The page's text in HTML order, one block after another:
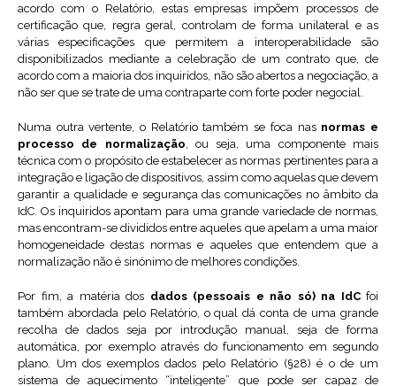
acordo com o Relatório, estas empresas impõem processos de
certificação que, regra geral, controlam de forma unilateral e as
várias especificações que permitem a interoperabilidade são
disponibilizados mediante a celebração de um contrato que, de
acordo com a maioria dos inquiridos, não são abertos a negociação, a
não ser que se trate de uma contraparte com forte poder negocial.
Numa outra vertente, o Relatório também se foca nas normas e
processo de normalização, ou seja, uma componente mais
técnica com o propósito de estabelecer as normas pertinentes para a
integração e ligação de dispositivos, assim como aquelas que devem
garantir a qualidade e segurança das comunicações no âmbito da
IdC. Os inquiridos apontam para uma grande variedade de normas,
mas encontram-se divididos entre aqueles que apelam a uma maior
homogeneidade destas normas e aqueles que entendem que a
normalização não é sinónimo de melhores condições.
Por fim, a matéria dos dados (pessoais e não só) na IdCfoi
também abordada pelo Relatório, o qual dá conta de uma grande
recolha de dados seja por introdução manual, seja de forma
automática, por exemplo através do funcionamento em segundo
plano. Um dos exemplos dados pelo Relatório (§28) é o de um
sistema de aquecimento “inteligente” que pode ser capaz de